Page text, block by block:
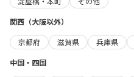
関西（大阪以外）
京都府
滋賀県 兵庫県
中国・四国